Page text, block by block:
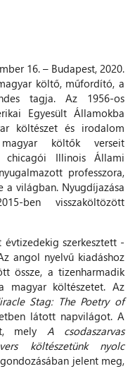
16. – Budapest, 2020.
költő, műfordító, a
tagja. Az 1956-os
Egyesült Államokba
költészet és irodalom
magyar költők verseit
chicagói Illinois Állami
professzora,
világban. Nyugdíjazása
ben visszaköltözött
szerkesztett -
angol nyelvű kiadáshoz
össze, a tizenharmadik
magyar költészetet. Az
Stag: The Poetry of
látott napvilágot. A
mely A csodaszarvas
költészetünk nyolc
jelent meg,